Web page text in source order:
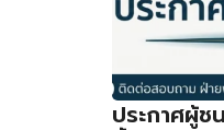
ประกาศผู้ช